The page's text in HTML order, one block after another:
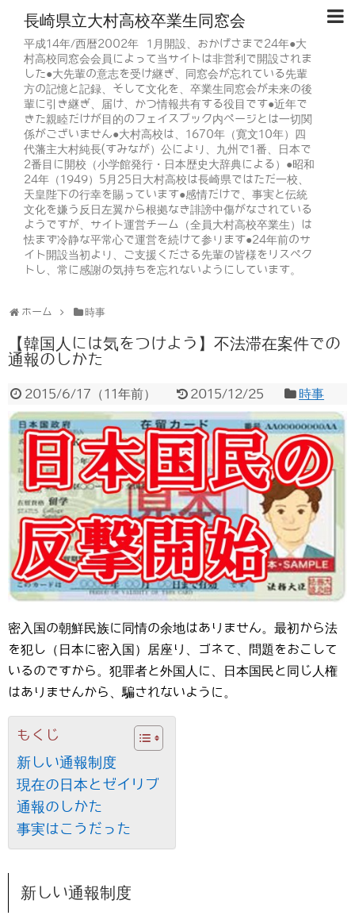
長崎県立大村高校卒業生同窓会
平成14年/西暦2002年 1月開設、おかげさまで24年●大
村高校同窓会会員によって当サイトは非営利で開設されま
した●大先輩の意志を受け継ぎ、同窓会が忘れている先輩
方の記憶と記録、そして文化を、卒業生同窓会が未来の後
輩に引き継ぎ、届け、かつ情報共有する役目です●近年で
きた親睦だけが目的のフェイスブック内ページとは一切関
係がございません●大村高校は、1670年（寛文10年）四
代藩主大村純長(すみなが）公により、九州で1番、日本で
2番目に開校（小学館発行・日本歴史大辞典による）●昭和
24年（1949）5月25日大村高校は長崎県ではただ一校、
天皇陛下の行幸を賜っています●感情だけで、事実と伝統
文化を嫌う反日左翼から根拠なき誹謗中傷がなされている
ようですが、サイト運営チーム（全員大村高校卒業生）は
怯まず冷静な平常心で運営を続けて参ります●24年前のサ
イト開設当初より、ご支援くださる先輩の皆様をリスペク
トし、常に感謝の気持ちを忘れないようにしています。
ホーム 時事
【韓国人には気をつけよう】不法滞在案件での
通報のしかた
2015/6/17 （11年前） 2015/12/25 時事
密入国の朝鮮民族に同情の余地はありません。最初から法
を犯し（日本に密入国）居座り、ゴネて、問題をおこして
いるのですから。犯罪者と外国人に、日本国民と同じ人権
はありませんから、騙されないように。
もくじ
新しい通報制度
現在の日本とゼイリブ
通報のしかた
事実はこうだった
新しい通報制度